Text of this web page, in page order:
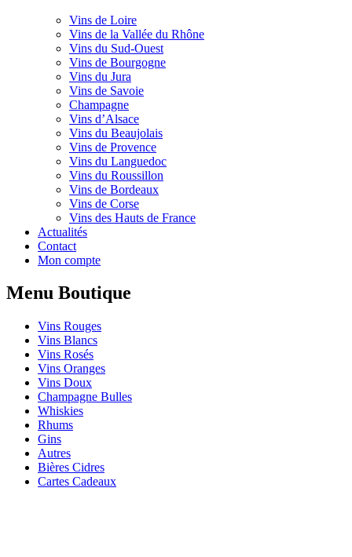
Vins de Loire
Vins de la Vallée du Rhône
Vins du Sud-Ouest
Vins de Bourgogne
Vins du Jura
Vins de Savoie
Champagne
Vins d’Alsace
Vins du Beaujolais
Vins de Provence
Vins du Languedoc
Vins du Roussillon
Vins de Bordeaux
Vins de Corse
Vins des Hauts de France
Actualités
Contact
Mon compte
Menu Boutique
Vins Rouges
Vins Blancs
Vins Rosés
Vins Oranges
Vins Doux
Champagne Bulles
Whiskies
Rhums
Gins
Autres
Bières Cidres
Cartes Cadeaux